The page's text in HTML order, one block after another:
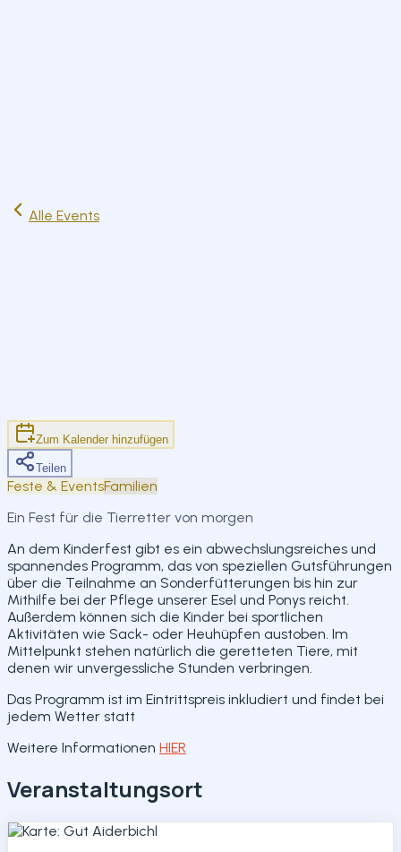
Alle Events
Teilen
Zum Kalender hinzufügen
Teilen
Feste & EventsFamilien
Ein Fest für die Tierretter von morgen
An dem Kinderfest gibt es ein abwechslungsreiches und
spannendes Programm, das von speziellen Gutsführungen
über die Teilnahme an Sonderfütterungen bis hin zur
Mithilfe bei der Pflege unserer Esel und Ponys reicht.
Außerdem können sich die Kinder bei sportlichen
Aktivitäten wie Sack- oder Heuhüpfen austoben. Im
Mittelpunkt stehen natürlich die geretteten Tiere, mit
denen wir unvergessliche Stunden verbringen.
Das Programm ist im Eintrittspreis inkludiert und findet bei
jedem Wetter statt
Weitere Informationen HIER
Veranstaltungsort